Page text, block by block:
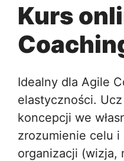
Kurs
Idealny dla Agile
elastyczności.
koncepcji we
zrozumienie celu
organizacji (wizja,